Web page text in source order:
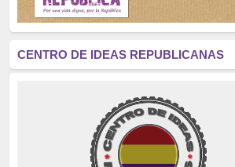
Revisionismo
(289)
La Transición
(275)
educación pública
(270)
La Izquierda
(260)
CENTRO DE IDEAS REPUBLICANAS